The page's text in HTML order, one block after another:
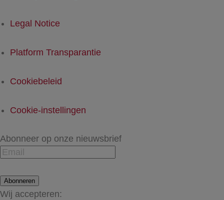
Legal Notice
Platform Transparantie
Cookiebeleid
Cookie-instellingen
Abonneer op onze nieuwsbrief
Abonneren
Wij accepteren: